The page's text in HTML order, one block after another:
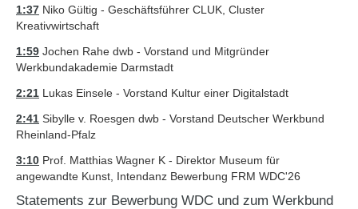
1:37 Niko Gültig - Geschäftsführer CLUK, Cluster
Kreativwirtschaft
1:59 Jochen Rahe dwb - Vorstand und Mitgründer
Werkbundakademie Darmstadt
2:21 Lukas Einsele - Vorstand Kultur einer Digitalstadt
2:41 Sibylle v. Roesgen dwb - Vorstand Deutscher Werkbund
Rheinland-Pfalz
3:10 Prof. Matthias Wagner K - Direktor Museum für
angewandte Kunst, Intendanz Bewerbung FRM WDC'26
Statements zur Bewerbung WDC und zum Werkbund